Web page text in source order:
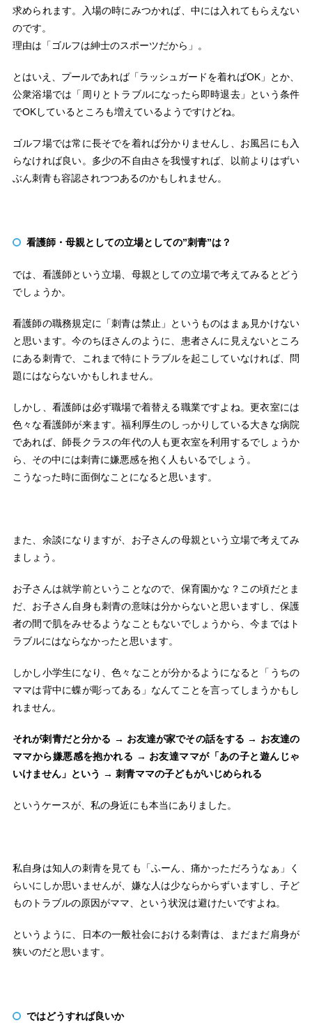
求められます。入場の時にみつかれば、中には入れてもらえない
のです。
理由は「ゴルフは紳士のスポーツだから」。
とはいえ、プールであれば「ラッシュガードを着ればOK」とか、
公衆浴場では「周りとトラブルになったら即時退去」という条件
でOKしているところも増えているようですけどね。
ゴルフ場では常に長そでを着れば分かりませんし、お風呂にも入
らなければ良い。多少の不自由さを我慢すれば、以前よりはずい
ぶん刺青も容認されつつあるのかもしれません。
看護師・母親としての立場としての”刺青”は？
では、看護師という立場、母親としての立場で考えてみるとどう
でしょうか。
看護師の職務規定に「刺青は禁止」というものはまぁ見かけない
と思います。今のちほさんのように、患者さんに見えないところ
にある刺青で、これまで特にトラブルを起こしていなければ、問
題にはならないかもしれません。
しかし、看護師は必ず職場で着替える職業ですよね。更衣室には
色々な看護師が来ます。福利厚生のしっかりしている大きな病院
であれば、師長クラスの年代の人も更衣室を利用するでしょうか
ら、その中には刺青に嫌悪感を抱く人もいるでしょう。
こうなった時に面倒なことになると思います。
また、余談になりますが、お子さんの母親という立場で考えてみ
ましょう。
お子さんは就学前ということなので、保育園かな？この頃だとま
だ、お子さん自身も刺青の意味は分からないと思いますし、保護
者の間で肌をみせるようなこともないでしょうから、今まではト
ラブルにはならなかったと思います。
しかし小学生になり、色々なことが分かるようになると「うちの
ママは背中に蝶が彫ってある」なんてことを言ってしまうかもし
れません。
それが刺青だと分かる → お友達が家でその話をする → お友達の
ママから嫌悪感を抱かれる → お友達ママが「あの子と遊んじゃ
いけません」という → 刺青ママの子どもがいじめられる
というケースが、私の身近にも本当にありました。
私自身は知人の刺青を見ても「ふーん、痛かっただろうなぁ」く
らいにしか思いませんが、嫌な人は少ならからずいますし、子ど
ものトラブルの原因がママ、という状況は避けたいですよね。
というように、日本の一般社会における刺青は、まだまだ肩身が
狭いのだと思います。
ではどうすれば良いか